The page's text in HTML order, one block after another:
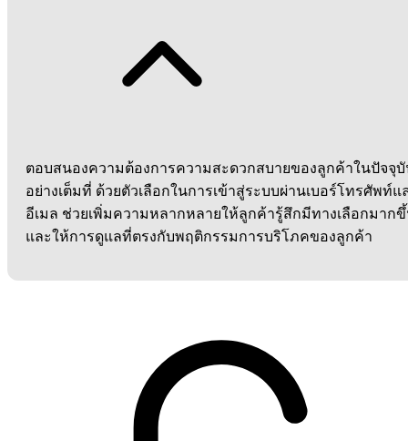
ตอบสนองความต้องการความสะดวกสบายของลูกค้าในปัจจุ
อย่างเต็มที่ ด้วยตัวเลือกในการเข้าสู่ระบบผ่านเบอร์โทรศัพท์แ
อีเมล ช่วยเพิ่มความหลากหลายให้ลูกค้ารู้สึกมีทางเลือกมาก
และให้การดูแลที่ตรงกับพฤติกรรมการบริโภคของลูกค้า